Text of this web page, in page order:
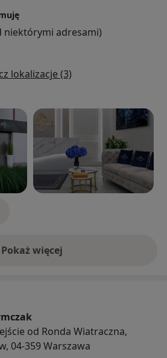
(jama brzuszna,
biopsje).
podróże.
niektórymi adresami)
lokalizacje (3)
Pokaż więcejo doświadczeniu
od Ronda Wiatraczna,
04-359 Warszawa